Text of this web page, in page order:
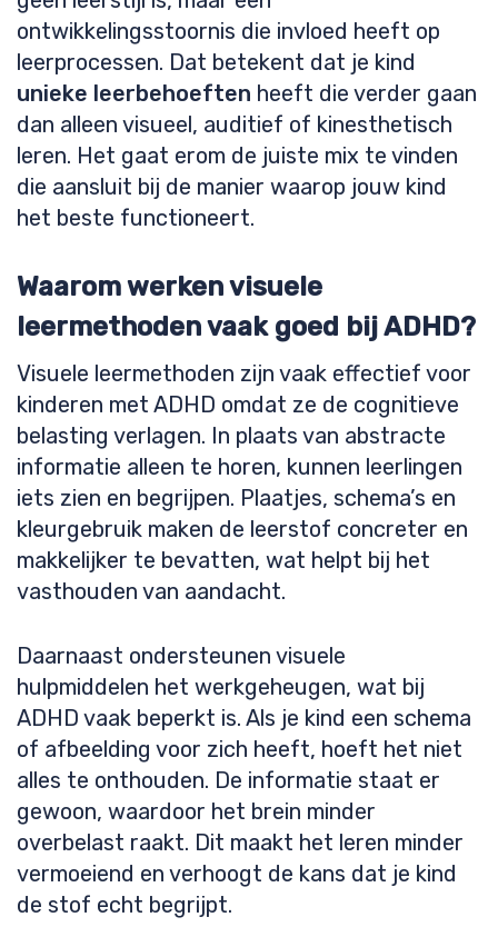
ontwikkelingsstoornis die invloed heeft op
leerprocessen. Dat betekent dat je kind
unieke leerbehoeften heeft die verder gaan
dan alleen visueel, auditief of kinesthetisch
leren. Het gaat erom de juiste mix te vinden
die aansluit bij de manier waarop jouw kind
het beste functioneert.
Waarom werken visuele
leermethoden vaak goed bij ADHD?
Visuele leermethoden zijn vaak effectief voor
kinderen met ADHD omdat ze de cognitieve
belasting verlagen. In plaats van abstracte
informatie alleen te horen, kunnen leerlingen
iets zien en begrijpen. Plaatjes, schema’s en
kleurgebruik maken de leerstof concreter en
makkelijker te bevatten, wat helpt bij het
vasthouden van aandacht.
Daarnaast ondersteunen visuele
hulpmiddelen het werkgeheugen, wat bij
ADHD vaak beperkt is. Als je kind een schema
of afbeelding voor zich heeft, hoeft het niet
alles te onthouden. De informatie staat er
gewoon, waardoor het brein minder
overbelast raakt. Dit maakt het leren minder
vermoeiend en verhoogt de kans dat je kind
de stof echt begrijpt.